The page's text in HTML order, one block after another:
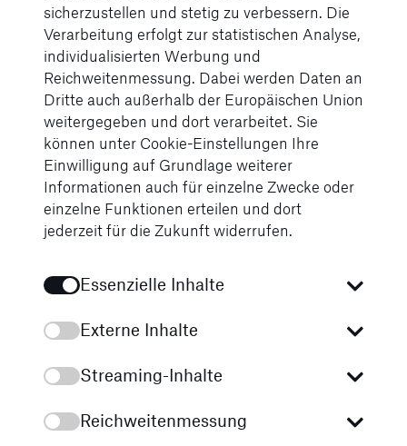
sicherzustellen und stetig zu verbessern. Die
Verarbeitung erfolgt zur statistischen Analyse,
individualisierten Werbung und
Reichweitenmessung. Dabei werden Daten an
Dritte auch außerhalb der Europäischen Union
weitergegeben und dort verarbeitet. Sie
können unter Cookie-Einstellungen Ihre
Einwilligung auf Grundlage weiterer
Informationen auch für einzelne Zwecke oder
einzelne Funktionen erteilen und dort
jederzeit für die Zukunft widerrufen.
Essenzielle Inhalte
Externe Inhalte
Streaming-Inhalte
Reichweitenmessung